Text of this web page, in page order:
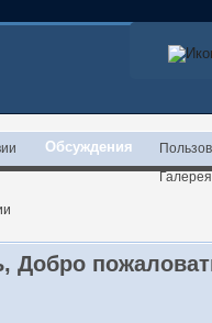
Обсуждения
Галерея
Добро